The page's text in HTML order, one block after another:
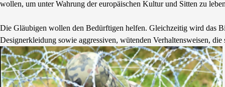
wollen, um unter Wahrung der europäischen Kultur und Sitten zu
Die Gläubigen wollen den Bedürftigen helfen. Gleichzeitig wird das
Designerkleidung sowie aggressiven, wütenden Verhaltensweisen,